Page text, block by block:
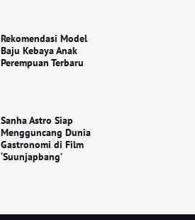
Rekomendasi Model
Baju Kebaya Anak
Perempuan Terbaru
Sanha Astro Siap
Mengguncang Dunia
Gastronomi di Film
‘Suunjapbang’